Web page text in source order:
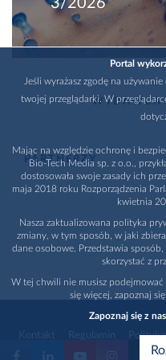
3/2026
WYDAWCA
PARTNERZY
Polityka
Portal
Jeśli wyrażasz zgodę na
twojej przeglądarki. W
Mając na względzie ochronę i
Bio-Tech Media sp. z o.o.,
dostosowała swoje zasady ich
maja 2018 roku Rozporządzenia
kwietnia
Nasza zaktualizowana polityka
zmiany, w tym sposób, w jaki
dane osobowe. Przedstawia
skorzystać z
W tej chwili nie musisz podejmować
się więcej, zapoznaj
Zapoznaj się z